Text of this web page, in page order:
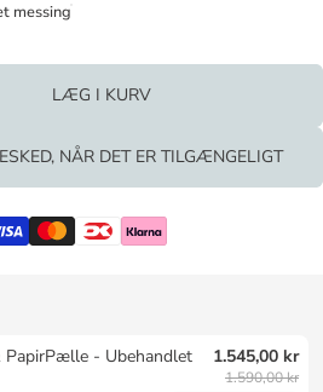
messing
LÆG I KURV
NÅR DET ER TILGÆNGELIGT
PapirPælle - Ubehandlet
1.545,00 kr
1.590,00 kr